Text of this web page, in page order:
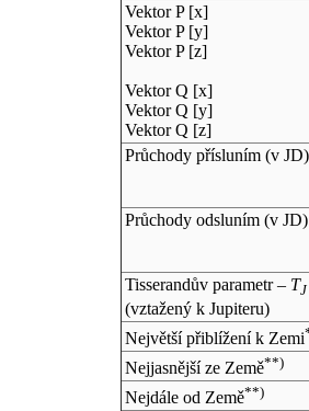
Vektor P [x]
Vektor P [y]
Vektor P [z]
Vektor Q [x]
Vektor Q [y]
Vektor Q [z]
Průchody přísluním (v JD)
Průchody odsluním (v JD)
Tisserandův parametr – TJ
(vztažený k Jupiteru)
Největší přiblížení k Zemi
Nejjasnější ze Země**)
Nejdále od Země**)